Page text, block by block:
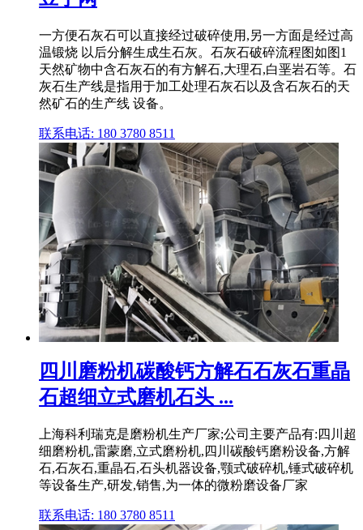
一方便石灰石可以直接经过破碎使用,另一方面是经过高
温锻烧 以后分解生成生石灰。石灰石破碎流程图如图1
天然矿物中含石灰石的有方解石,大理石,白垩岩石等。石
灰石生产线是指用于加工处理石灰石以及含石灰石的天
然矿石的生产线 设备。
联系电话: 180 3780 8511
四川磨粉机碳酸钙方解石石灰石重晶
石超细立式磨机石头 ...
上海科利瑞克是磨粉机生产厂家;公司主要产品有:四川超
细磨粉机,雷蒙磨,立式磨粉机,四川碳酸钙磨粉设备,方解
石,石灰石,重晶石,石头机器设备,颚式破碎机,锤式破碎机
等设备生产,研发,销售,为一体的微粉磨设备厂家
联系电话: 180 3780 8511